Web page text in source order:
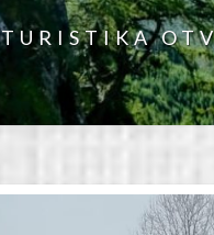
TURISTIKA